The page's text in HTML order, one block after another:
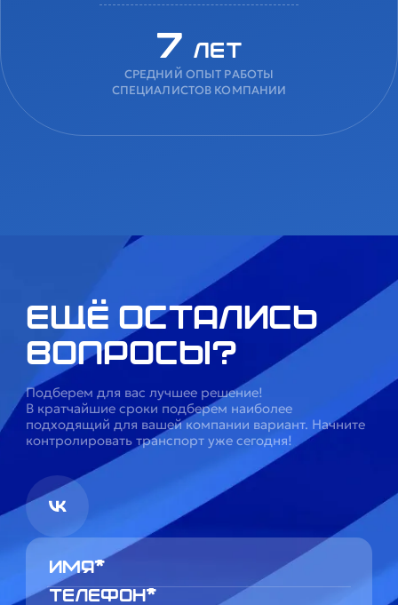
7 лет
СРЕДНИЙ ОПЫТ РАБОТЫ
СПЕЦИАЛИСТОВ КОМПАНИИ
Ещё остались
вопросы?
Подберем для вас лучшее решение!
В кратчайшие сроки подберем наиболее
подходящий для вашей компании вариант. Начните
контролировать транспорт уже сегодня!